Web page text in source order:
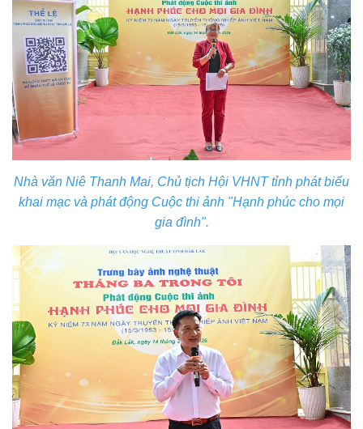
Nhà văn Niê Thanh Mai, Chủ tịch Hội VHNT tỉnh phát biểu
khai mạc và phát động Cuộc thi ảnh "Hạnh phúc cho mọi
gia đình".